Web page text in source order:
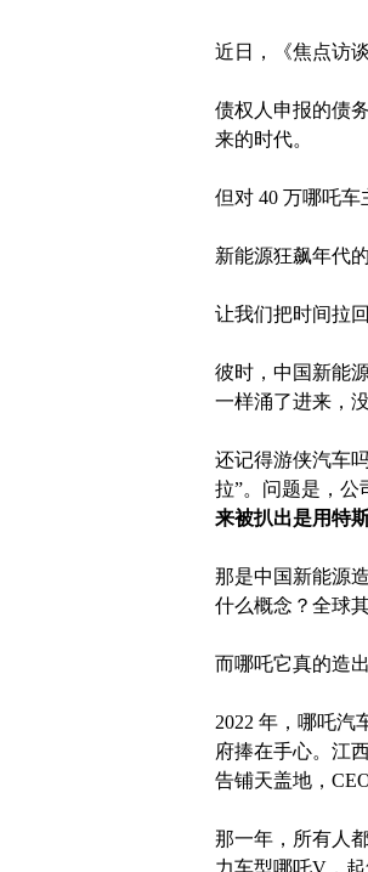
近日，《焦点访
债权人申报的债
来的时代。
但对 40 万哪吒车
新能源狂飙年代
让我们把时间拉
彼时，中国新能
一样涌了进来，
还记得游侠汽车
拉”。问题是，公
来被扒出是用特
那是中国新能源
什么概念？全球
而哪吒它真的造
2022 年，哪吒汽
府捧在手心。江
告铺天盖地，
那一年，所有人
力车型哪吒V，